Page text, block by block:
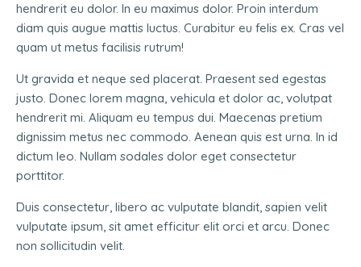
hendrerit eu dolor. In eu maximus dolor. Proin interdum
diam quis augue mattis luctus. Curabitur eu felis ex. Cras vel
quam ut metus facilisis rutrum!
Ut gravida et neque sed placerat. Praesent sed egestas
justo. Donec lorem magna, vehicula et dolor ac, volutpat
hendrerit mi. Aliquam eu tempus dui. Maecenas pretium
dignissim metus nec commodo. Aenean quis est urna. In id
dictum leo. Nullam sodales dolor eget consectetur
porttitor.
Duis consectetur, libero ac vulputate blandit, sapien velit
vulputate ipsum, sit amet efficitur elit orci et arcu. Donec
non sollicitudin velit.